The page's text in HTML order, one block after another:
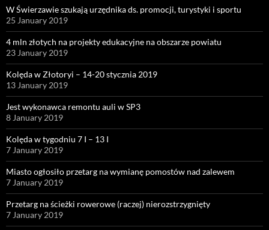
W Świerzawie szukają urzędnika ds. promocji, turystyki i sportu
25 January 2019
4 mln złotych na projekty edukacyjne na obszarze powiatu
23 January 2019
Kolęda w Złotoryi – 14-20 stycznia 2019
13 January 2019
Jest wykonawca remontu auli w SP3
8 January 2019
Kolęda w tygodniu 7 I – 13 I
7 January 2019
Miasto ogłosiło przetarg na wymianę pomostów nad zalewem
7 January 2019
Przetarg na ścieżki rowerowe (raczej) nierozstrzygnięty
7 January 2019